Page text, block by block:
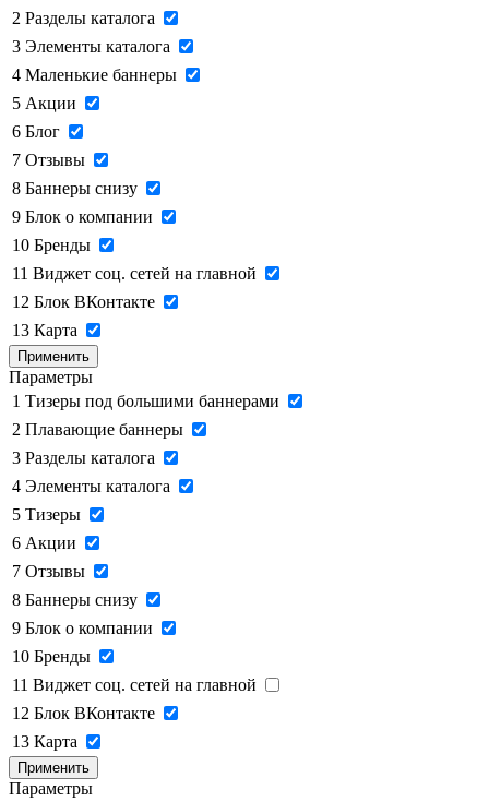
2 Разделы каталога
3 Элементы каталога
4 Маленькие баннеры
5 Акции
6 Блог
7 Отзывы
8 Баннеры снизу
9 Блок о компании
10 Бренды
11 Виджет соц. сетей на главной
12 Блок ВКонтакте
13 Карта
Применить
Параметры
1 Тизеры под большими баннерами
2 Плавающие баннеры
3 Разделы каталога
4 Элементы каталога
5 Тизеры
6 Акции
7 Отзывы
8 Баннеры снизу
9 Блок о компании
10 Бренды
11 Виджет соц. сетей на главной
12 Блок ВКонтакте
13 Карта
Применить
Параметры